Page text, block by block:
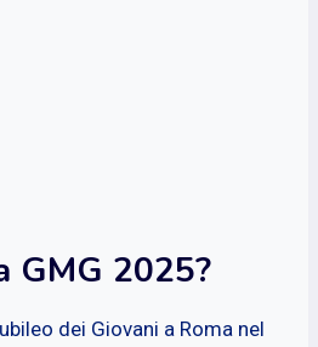
GMG 2025?
dei Giovani a Roma nel